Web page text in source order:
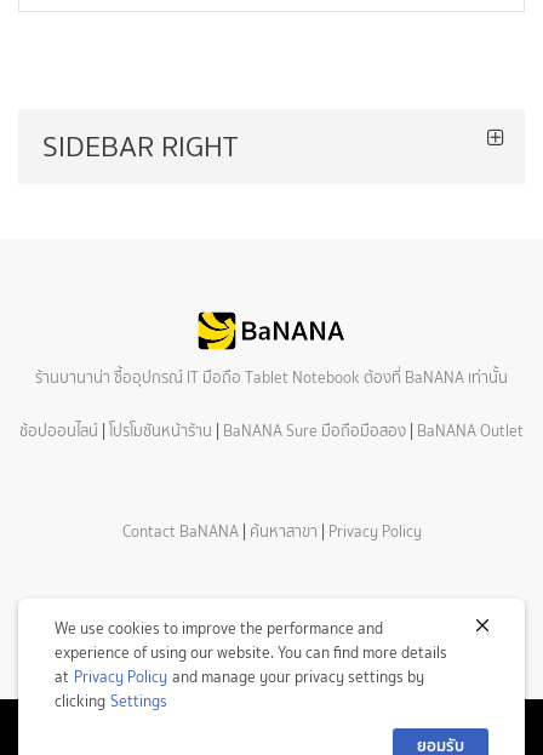
SIDEBAR RIGHT
ร้านบานาน่า ซื้ออุปกรณ์ IT มือถือ Tablet Notebook ต้องที่ BaNANA เท่านั้น
ช้อปออนไลน์ | โปรโมชันหน้าร้าน | BaNANA Sure มือถือมือสอง | BaNANA Outlet
Contact BaNANA| ค้นหาสาขา | Privacy Policy
© Copyright 2026 Com7 Public Company Limited All Rights Reserved.
We use cookies to improve the performance and
experience of using our website. You can find more details
at Privacy Policy and manage your privacy settings by
clicking Settings
ยอมรับ